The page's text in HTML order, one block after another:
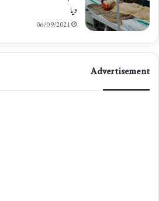
دیا
06/09/2021
Advertisement